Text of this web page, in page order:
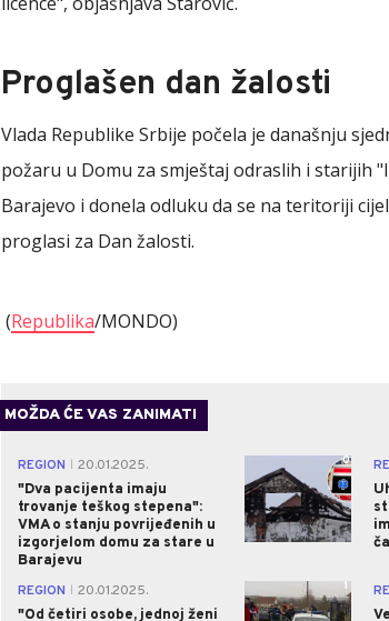
Proglašen dan žalosti
Vlada Republike Srbije počela je današnju
požaru u Domu za smještaj odraslih i starijih
Barajevo i donela odluku da se na teritoriji
proglasi za Dan žalosti.
(Republika/MONDO)
MOŽDA ĆE VAS ZANIMATI
REGION
20.01.2025.
"Dva pacijenta imaju
trovanje teškog stepena":
VMA o stanju povrijeđenih u
izgorjelom domu za stare u
Barajevu
0
REGION
20.01.2025.
"Od četiri osobe, jednoj ženi
1